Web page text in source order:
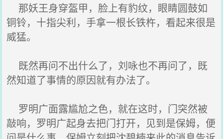
那妖王身穿盔甲，脸上有豹纹，眼睛圆鼓如
铜铃，十指尖利，手拿一根长铁杵，看起来很是
威猛。
既然再问不出什么了，刘咏也不再问了，既
然知道了事情的原因就有办法了。
罗明广面露尴尬之色，就在这时，门突然被
敲响，罗明广起身去把门打开，见到是保姆，便